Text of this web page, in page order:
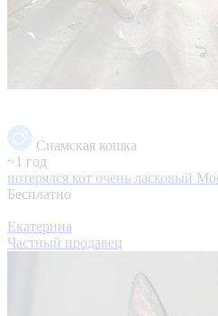
Сиамская кошка
~1 год
потерялся кот очень ласковый
Бесплатно
Екатерина
Частный продавец